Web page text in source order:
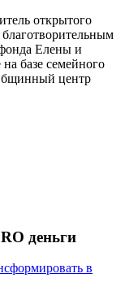
открытого
благотворительным
Елены и
базе семейного
центр
деньги